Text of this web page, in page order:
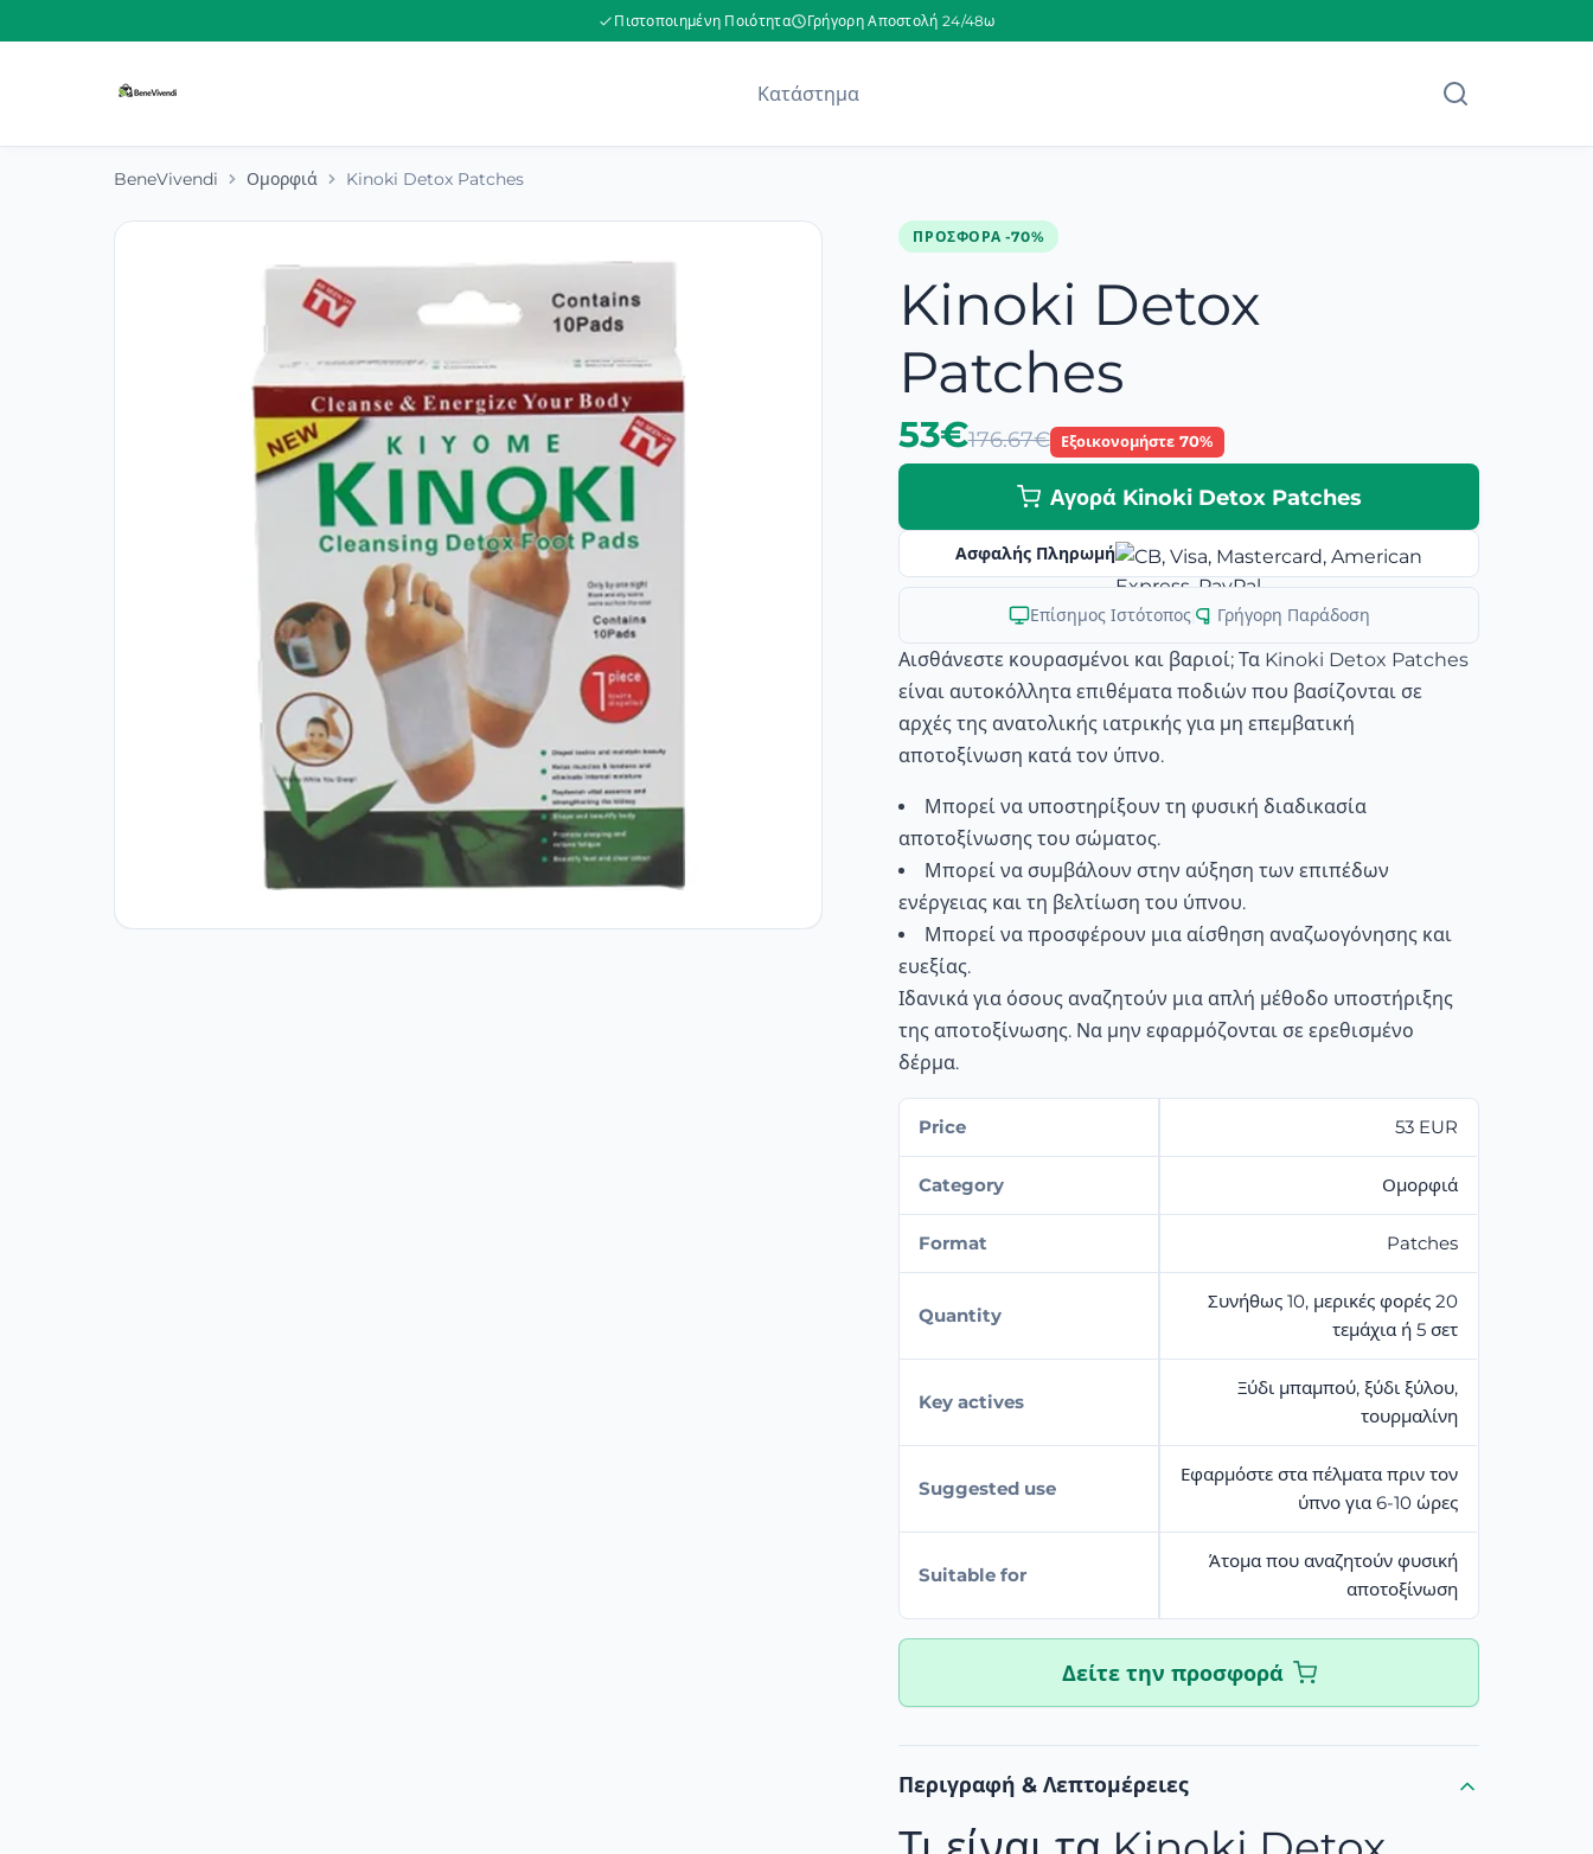
Πιστοποιημένη Ποιότητα Γρήγορη Αποστολή 24/48ω
Κατάστημα
BeneVivendi Ομορφιά Kinoki Detox Patches
ΠΡΟΣΦΟΡΆ -70%
Kinoki Detox
Patches
53€176.67€ Εξοικονομήστε 70%
Αγορά Kinoki Detox Patches
Ασφαλής Πληρωμή
Επίσημος Ιστότοπος| Γρήγορη Παράδοση
Αισθάνεστε κουρασμένοι και βαριοί; Τα Kinoki Detox Patches
είναι αυτοκόλλητα επιθέματα ποδιών που βασίζονται σε
αρχές της ανατολικής ιατρικής για μη επεμβατική
αποτοξίνωση κατά τον ύπνο.
Μπορεί να υποστηρίξουν τη φυσική διαδικασία
αποτοξίνωσης του σώματος.
Μπορεί να συμβάλουν στην αύξηση των επιπέδων
ενέργειας και τη βελτίωση του ύπνου.
Μπορεί να προσφέρουν μια αίσθηση αναζωογόνησης και
ευεξίας.
Ιδανικά για όσους αναζητούν μια απλή μέθοδο υποστήριξης
της αποτοξίνωσης. Να μην εφαρμόζονται σε ερεθισμένο
δέρμα.
Price 53 EUR
Category Ομορφιά
Format Patches
Quantity
Συνήθως 10, μερικές φορές 20
τεμάχια ή 5 σετ
Key actives
Ξύδι μπαμπού, ξύδι ξύλου,
τουρμαλίνη
Suggested use
Εφαρμόστε στα πέλματα πριν τον
ύπνο για 6-10 ώρες
Suitable for
Άτομα που αναζητούν φυσική
αποτοξίνωση
Δείτε την προσφορά
Περιγραφή & Λεπτομέρειες